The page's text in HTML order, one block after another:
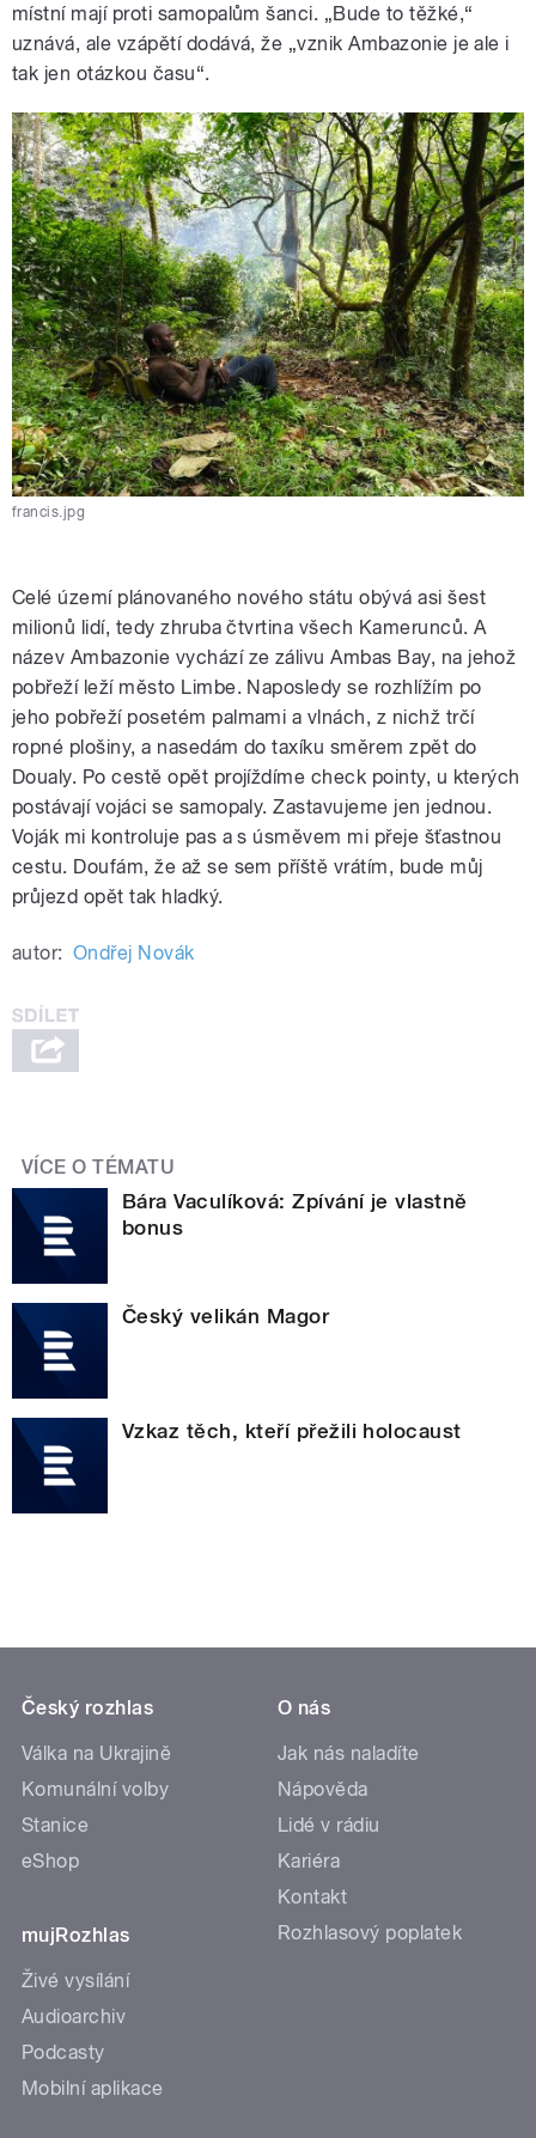
místní mají proti samopalům šanci. „Bude to těžké,“
uznává, ale vzápětí dodává, že „vznik Ambazonie je ale i
tak jen otázkou času“.
francis.jpg
Celé území plánovaného nového státu obývá asi šest
milionů lidí, tedy zhruba čtvrtina všech Kamerunců. A
název Ambazonie vychází ze zálivu Ambas Bay, na jehož
pobřeží leží město Limbe. Naposledy se rozhlížím po
jeho pobřeží posetém palmami a vlnách, z nichž trčí
ropné plošiny, a nasedám do taxíku směrem zpět do
Doualy. Po cestě opět projíždíme check pointy, u kterých
postávají vojáci se samopaly. Zastavujeme jen jednou.
Voják mi kontroluje pas a s úsměvem mi přeje šťastnou
cestu. Doufám, že až se sem příště vrátím, bude můj
průjezd opět tak hladký.
autor: Ondřej Novák
VÍCE O TÉMATU
Bára Vaculíková: Zpívání je vlastně
bonus
Český velikán Magor
Vzkaz těch, kteří přežili holocaust
Český rozhlas
Válka na Ukrajině
Komunální volby
Stanice
eShop
mujRozhlas
Živé vysílání
Audioarchiv
Podcasty
Mobilní aplikace
O nás
Jak nás naladíte
Nápověda
Lidé v rádiu
Kariéra
Kontakt
Rozhlasový poplatek